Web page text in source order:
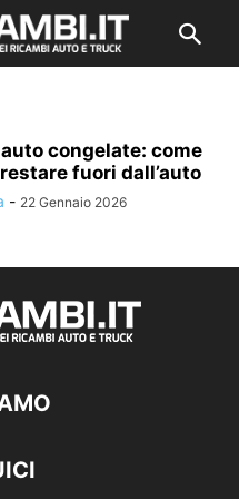
congelate: come
fuori dall’auto
- 22 Gennaio 2026